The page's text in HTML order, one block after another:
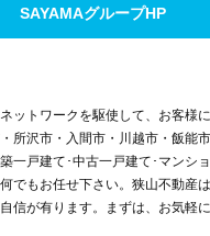
うか。
について、築年数との関係
引渡しまでは、2週間〜1ヶ
の注意点は「売主の引越し
所沢市の売却相談はこちら
ご紹介して参りましたが、
的
「机上査定」と「訪問査定
SAYAMAグループHP
ットワークを駆使して、お客様
所沢市・入間市・川越市・飯能
一戸建て･中古一戸建て･マンシ
でもお任せ下さい。狭山不動産は
信が有ります。まずは、お気軽